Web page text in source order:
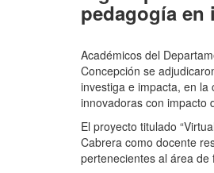
pedagogía en
Académicos del
Concepción se
investiga e impacta, en la
innovadoras con impacto
El proyecto titulado
Cabrera como docente
pertenecientes al área